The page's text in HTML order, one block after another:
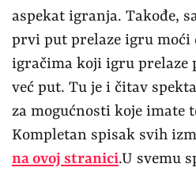
aspekat igranja. Takođe,
prvi put prelaze igru moći
igračima koji igru
već put. Tu je i čitav
za mogućnosti koje imate
Kompletan spisak svih
na ovoj stranici.U svemu